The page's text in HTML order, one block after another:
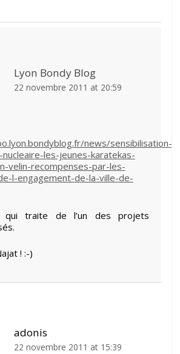
Lyon Bondy Blog
22 novembre 2011 at 20:59
news/sensibilisation-
les-jeunes-karatekas-
velin-recompenses-par-les-
l-engagement-de-la-ville-de-
qui traite de l’un des projets
! :-)
adonis
22 novembre 2011 at 15:39